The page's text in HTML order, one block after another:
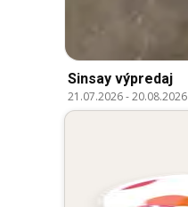
Sinsay výpredaj
21.07.2026-20.08.2026